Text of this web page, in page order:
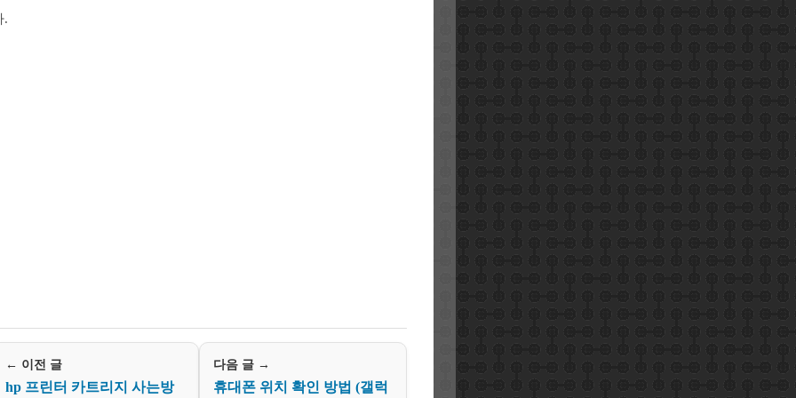
.
← 이전 글
hp 프린터 카트리지 사는방
다음 글 →
휴대폰 위치 확인 방법 (갤럭